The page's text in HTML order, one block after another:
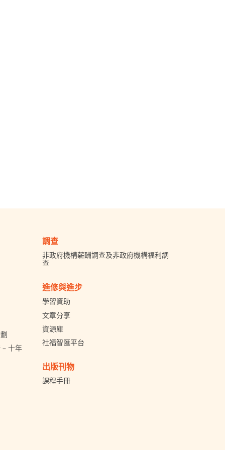
– 十年
調查
非政府機構薪酬調查及非政府機構福利調
查
進修與進步
學習資助
文章分享
資源庫
社福智匯平台
出版刊物
課程手冊